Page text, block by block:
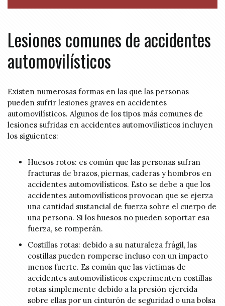
Lesiones comunes de accidentes
automovilísticos
Existen numerosas formas en las que las personas
pueden sufrir lesiones graves en accidentes
automovilísticos. Algunos de los tipos más comunes de
lesiones sufridas en accidentes automovilísticos incluyen
los siguientes:
Huesos rotos: es común que las personas sufran
fracturas de brazos, piernas, caderas y hombros en
accidentes automovilísticos. Esto se debe a que los
accidentes automovilísticos provocan que se ejerza
una cantidad sustancial de fuerza sobre el cuerpo de
una persona. Si los huesos no pueden soportar esa
fuerza, se romperán.
Costillas rotas: debido a su naturaleza frágil, las
costillas pueden romperse incluso con un impacto
menos fuerte. Es común que las víctimas de
accidentes automovilísticos experimenten costillas
rotas simplemente debido a la presión ejercida
sobre ellas por un cinturón de seguridad o una bolsa